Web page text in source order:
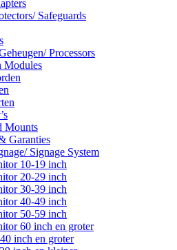
Safeguards
Processors
Modules
Mounts
Garanties
Signage System
10-19 inch
20-29 inch
30-39 inch
40-49 inch
50-59 inch
60 inch en groter
inch en groter